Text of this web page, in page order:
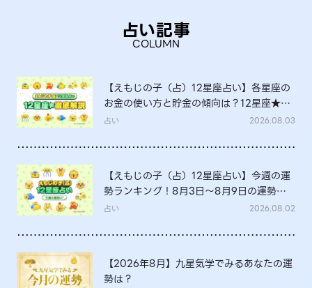
占い記事
COLUMN
【えもじの子（占）12星座占い】各星座の
お金の使い方と貯金の傾向は？12星座★徹
底解説
占い 2026.08.03
【えもじの子（占）12星座占い】今週の運
勢ランキング！8月3日～8月9日の運勢
は？
占い 2026.08.02
【2026年8月】九星気学でみるあなたの運
勢は？